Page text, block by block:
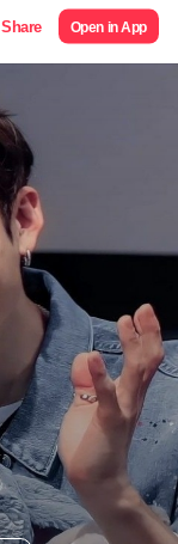
Share Open in App